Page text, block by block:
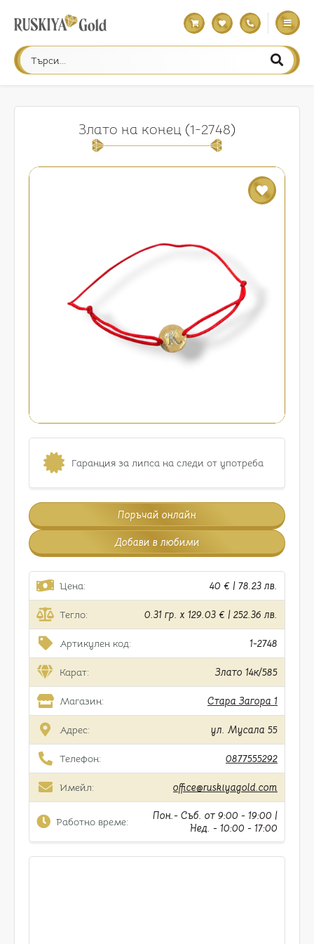
Злато на конец (1-2748)
Гаранция за липса на следи от употреба
Поръчай онлайн
Добави в любими
Цена: 40 € | 78.23 лв.
Тегло: 0.31 гр. x 129.03 € | 252.36 лв.
Артикулен код: 1-2748
Карат: Злато 14к/585
Магазин: Стара Загора 1
Адрес: ул. Мусала 55
Телефон: 0877555292
Имейл: office@ruskiyagold.com
Работно време:
Пон.- Съб. от 9:00 - 19:00 |
Нед. - 10:00 - 17:00